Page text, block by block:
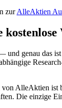
zur AlleAktien
und genau das
AlleAktien ist
Die einzige